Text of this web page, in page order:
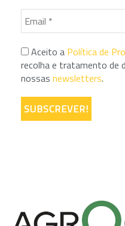
Aceito a Política de
recolha e tratamento de
nossas newsletters.